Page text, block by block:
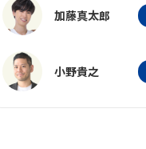
加藤真太郎
小野貴之